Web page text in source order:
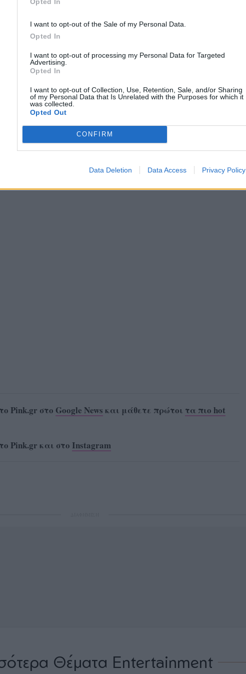
I want to opt-out of the Sale of my Personal Data.
Opted In
I want to opt-out of processing my Personal Data for Targeted
Advertising.
Opted In
I want to opt-out of Collection, Use, Retention, Sale, and/or Sharing
of my Personal Data that Is Unrelated with the Purposes for which it
was collected.
Opted Out
CONFIRM
Data Deletion Data Access Privacy Policy
ΔΙΑΦΗΜΙΣΗ
Pink.gr στο Google News και μάθετε πρώτοι τα πιο hot
Pink.gr και στο Instagram
Θέματα Entertainment